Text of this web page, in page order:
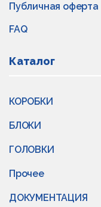
Публичная оферта
FAQ
Каталог
КОРОБКИ
БЛОКИ
ГОЛОВКИ
Прочее
ДОКУМЕНТАЦИЯ